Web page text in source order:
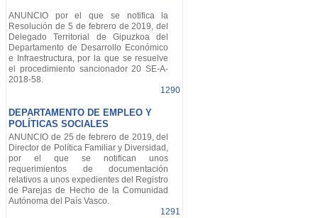
ANUNCIO por el que se notifica la
Resolución de 5 de febrero de 2019, del
Delegado Territorial de Gipuzkoa del
Departamento de Desarrollo Económico
e Infraestructura, por la que se resuelve
el procedimiento sancionador 20 SE-A-
2018-58.
1290
DEPARTAMENTO DE EMPLEO Y
POLÍTICAS SOCIALES
ANUNCIO de 25 de febrero de 2019, del
Director de Política Familiar y Diversidad,
por el que se notifican unos
requerimientos de documentación
relativos a unos expedientes del Registro
de Parejas de Hecho de la Comunidad
Autónoma del País Vasco.
1291